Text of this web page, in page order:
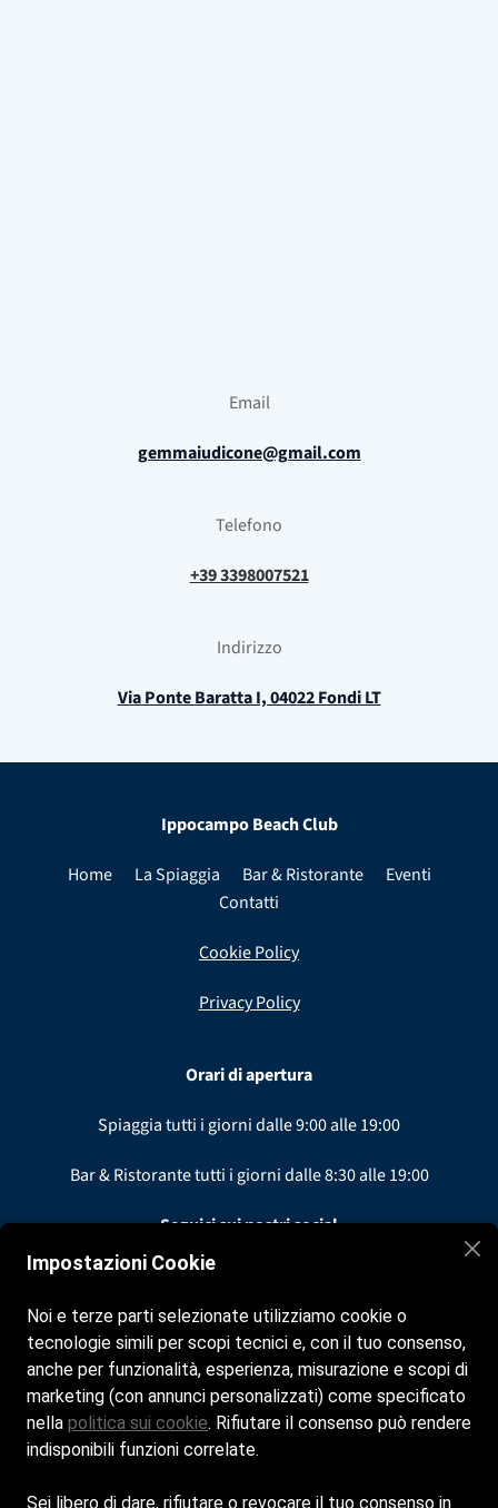
Email
gemmaiudicone@gmail.com
Telefono
+39 3398007521
Indirizzo
Via Ponte Baratta I, 04022 Fondi LT
Ippocampo Beach Club
Home La Spiaggia Bar & Ristorante
Eventi
Contatti
Cookie Policy
Privacy Policy
Orari di apertura
Spiaggia tutti i giorni dalle9:00 alle 19:00
Bar & Ristorante tutti i giorni dalle8:30 alle 19:00
Seguici sui nostri social
Instagram
Contatti
gemmaiudicone@gmail.com
Impostazioni Cookie
Noi e terze parti selezionate utilizziamo cookie o
tecnologie simili per scopi tecnici e, con il tuo consenso,
anche per funzionalità, esperienza, misurazione e scopi di
marketing (con annunci personalizzati) come specificato
nella politica sui cookie. Rifiutare il consenso può rendere
indisponibili funzioni correlate.
Sei libero di dare, rifiutare o revocare il tuo consenso in